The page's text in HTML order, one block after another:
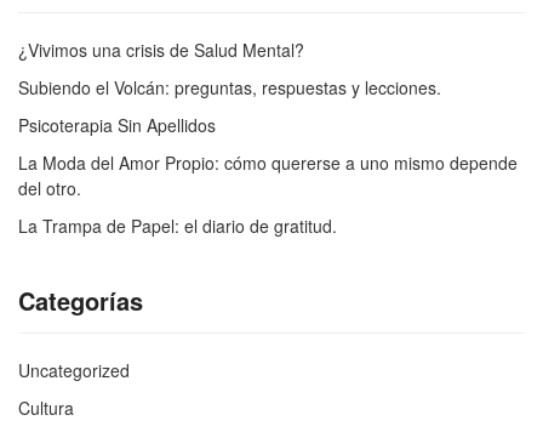
¿Vivimos una crisis de Salud Mental?
Subiendo el Volcán: preguntas, respuestas y lecciones.
Psicoterapia Sin Apellidos
La Moda del Amor Propio: cómo quererse a uno mismo depende
del otro.
La Trampa de Papel: el diario de gratitud.
Categorías
Uncategorized
Cultura